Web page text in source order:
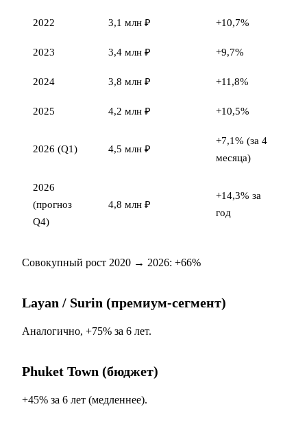
2022 3,1 млн ₽ +10,7%
2023 3,4 млн ₽ +9,7%
2024 3,8 млн ₽ +11,8%
2025 4,2 млн ₽ +10,5%
2026 (Q1) 4,5 млн ₽
+7,1% (за 4
месяца)
2026
(прогноз
Q4)
4,8 млн ₽
+14,3% за
год
Совокупный рост 2020 → 2026: +66%
Layan / Surin (премиум-сегмент)
Аналогично, +75% за 6 лет.
Phuket Town (бюджет)
+45% за 6 лет (медленнее).